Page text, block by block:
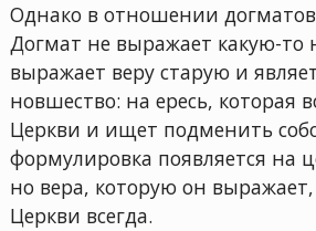
Однако в отношении догматов
Догмат не выражает какую-то
выражает веру старую и
новшество: на ересь, которая
Церкви и ищет подменить
формулировка появляется на
но вера, которую он
Церкви всегда.